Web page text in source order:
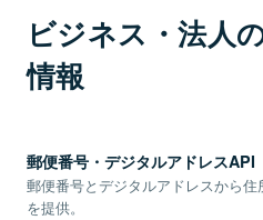
ビジネス・法人
情報
郵便番号・デジタルアドレスAPI
郵便番号とデジタルアドレスから
を提供。